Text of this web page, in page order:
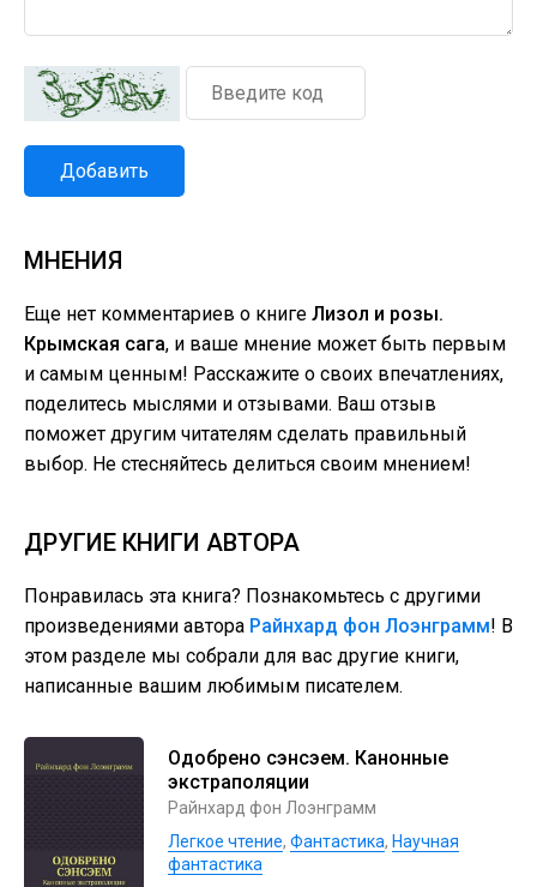
Добавить
МНЕНИЯ
Еще нет комментариев о книге Лизол и розы.
Крымская сага, и ваше мнение может быть первым
и самым ценным! Расскажите о своих впечатлениях,
поделитесь мыслями и отзывами. Ваш отзыв
поможет другим читателям сделать правильный
выбор. Не стесняйтесь делиться своим мнением!
ДРУГИЕ КНИГИ АВТОРА
Понравилась эта книга? Познакомьтесь с другими
произведениями автора Райнхард фон Лоэнграмм! В
этом разделе мы собрали для вас другие книги,
написанные вашим любимым писателем.
Одобрено сэнсэем. Канонные
экстраполяции
Райнхард фон Лоэнграмм
Легкое чтение, Фантастика, Научная
фантастика